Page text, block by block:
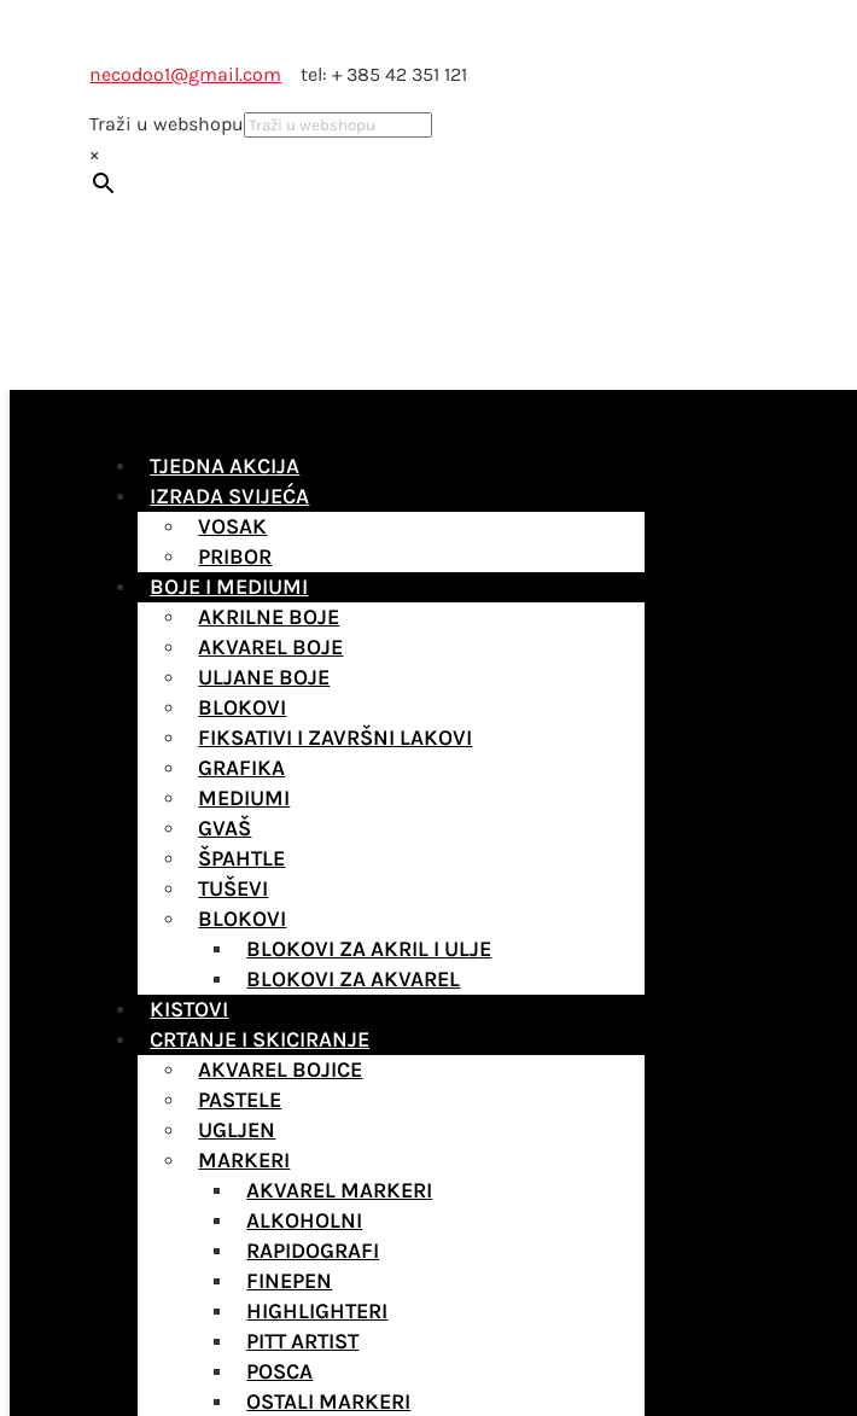
necodoo1@gmail.com tel: + 385 42 351 121
Traži u webshopu
×
TJEDNA AKCIJA
IZRADA SVIJEĆA
VOSAK
PRIBOR
BOJE I MEDIUMI
AKRILNE BOJE
AKVAREL BOJE
ULJANE BOJE
BLOKOVI
FIKSATIVI I ZAVRŠNI LAKOVI
GRAFIKA
MEDIUMI
GVAŠ
ŠPAHTLE
TUŠEVI
BLOKOVI
BLOKOVI ZA AKRIL I ULJE
BLOKOVI ZA AKVAREL
KISTOVI
CRTANJE I SKICIRANJE
AKVAREL BOJICE
PASTELE
UGLJEN
MARKERI
AKVAREL MARKERI
ALKOHOLNI
RAPIDOGRAFI
FINEPEN
HIGHLIGHTERI
PITT ARTIST
POSCA
OSTALI MARKERI